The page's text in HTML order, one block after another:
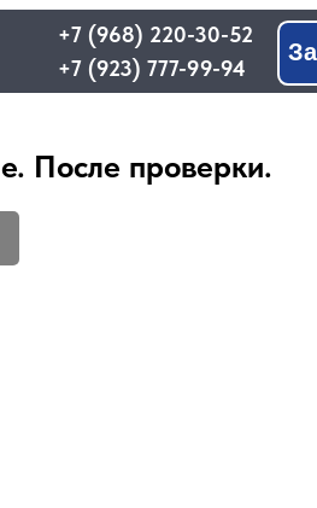
220-30-52
777-99-94
Заказать звонок
После проверки.